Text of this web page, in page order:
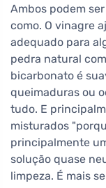
Ambos podem
como. O vinagre
adequado para
pedra natural
bicarbonato é
queimaduras ou
tudo. E
misturados
principalmente
solução quase
limpeza. É mais